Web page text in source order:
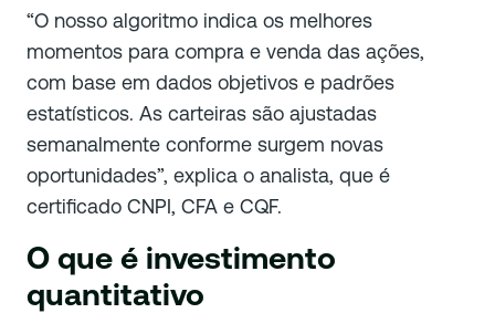
“O nosso algoritmo indica os melhores
momentos para compra e venda das ações,
com base em dados objetivos e padrões
estatísticos. As carteiras são ajustadas
semanalmente conforme surgem novas
oportunidades”, explica o analista, que é
certificado CNPI, CFA e CQF.
O que é investimento
quantitativo